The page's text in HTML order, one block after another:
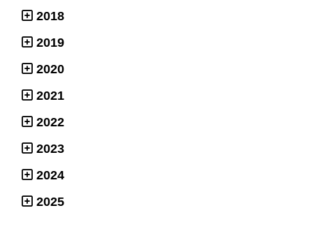
2018
2019
2020
2021
2022
2023
2024
2025